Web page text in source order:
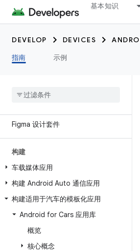
基本知识
DEVELOP DEVICES
指南
示例
Android for Cars 简介
平台
设计
Figma 设计套件
构建
车载媒体应用
构建 Android Auto 通信应用
构建适用于汽车的模板化应用
Android for Cars 应用库
概览
核心概念